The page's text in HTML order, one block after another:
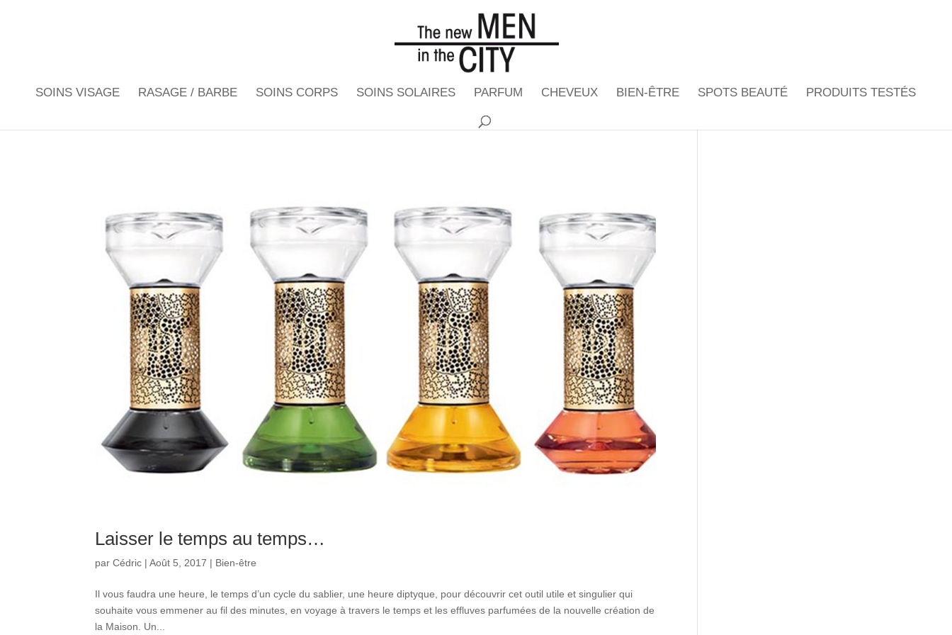
SOINS VISAGE RASAGE / BARBE SOINS CORPS SOINS SOLAIRES PARFUM CHEVEUX BIEN-ÊTRE SPOTS BEAUTÉ PRODUITS TESTÉS
Laisser le temps au temps…
parCédric |Août 5, 2017 | Bien-être
Il vous faudra une heure, le temps d’un cycle du sablier, une heure diptyque, pour découvrir cet outil utile et singulier qui
souhaite vous emmener au fil des minutes, en voyage à travers le temps et les effluves parfumées de la nouvelle création de
la Maison. Un...